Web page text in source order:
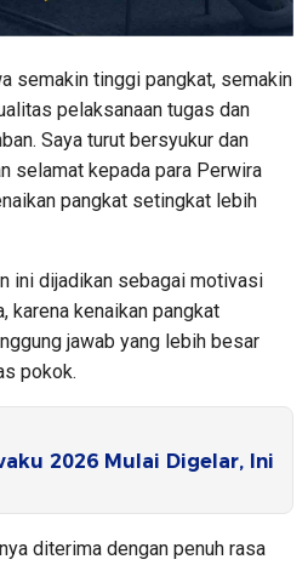
semakin tinggi pangkat, semakin
pelaksanaan tugas dan
Saya turut bersyukur dan
selamat kepada para Perwira
pangkat setingkat lebih
ini dijadikan sebagai motivasi
karena kenaikan pangkat
jawab yang lebih besar
pokok.
2026 Mulai Digelar, Ini
diterima dengan penuh rasa